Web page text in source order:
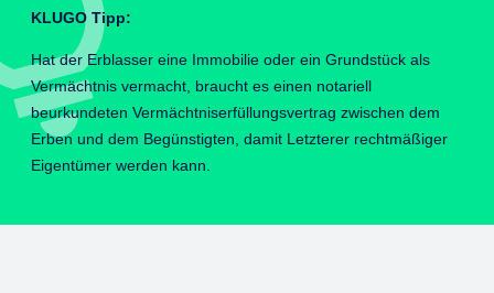
KLUGO Tipp:
Hat der Erblasser eine Immobilie oder ein Grundstück als
Vermächtnis vermacht, braucht es einen notariell
beurkundeten Vermächtniserfüllungsvertrag zwischen dem
Erben und dem Begünstigten, damit Letzterer rechtmäßiger
Eigentümer werden kann.